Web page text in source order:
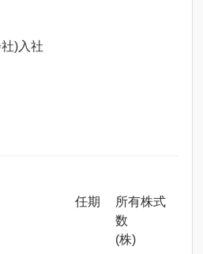
)入社
任期
所有株式
数
(株)